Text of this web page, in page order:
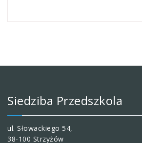
Siedziba Przedszkola
ul. Słowackiego 54,
38-100 Strzyżów